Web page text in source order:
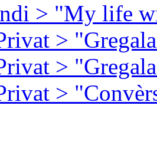
> "My life
>
>
>